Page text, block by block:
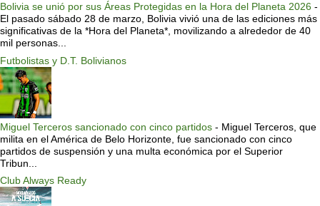
Bolivia se unió por sus Áreas Protegidas en la Hora del Planeta 2026 -
El pasado sábado 28 de marzo, Bolivia vivió una de las ediciones más
significativas de la *Hora del Planeta*, movilizando a alrededor de 40
mil personas...
Futbolistas y D.T. Bolivianos
Miguel Terceros sancionado con cinco partidos - Miguel Terceros, que
milita en el América de Belo Horizonte, fue sancionado con cinco
partidos de suspensión y una multa económica por el Superior
Tribun...
Club Always Ready